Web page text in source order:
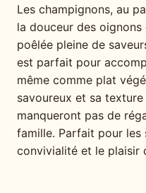
Les champignons, au
la douceur des
poêlée pleine de
est parfait pour
même comme plat
savoureux et sa
manqueront pas de
famille. Parfait pour les
convivialité et le plaisir